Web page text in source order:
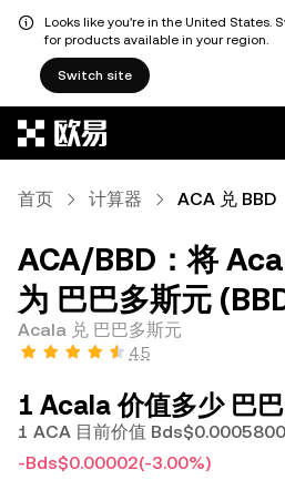
Looks like you're in the United States.
for products available in your region.
Switch site
首页 计算器 ACA 兑 BBD
ACA/BBD：将
为 巴巴多斯元
Acala 兑 巴巴多斯元
4.5
1 Acala 价值多少 巴
1 ACA 目前价值
-Bds$0.00002(-3.00%)